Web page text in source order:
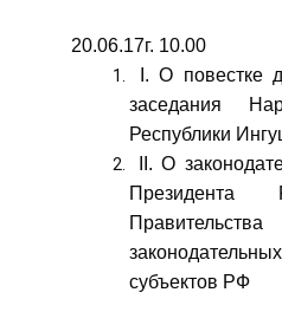
20.06.17г. 10.00
I. О повестке
заседания
Республики
II. О
субъектов РФ